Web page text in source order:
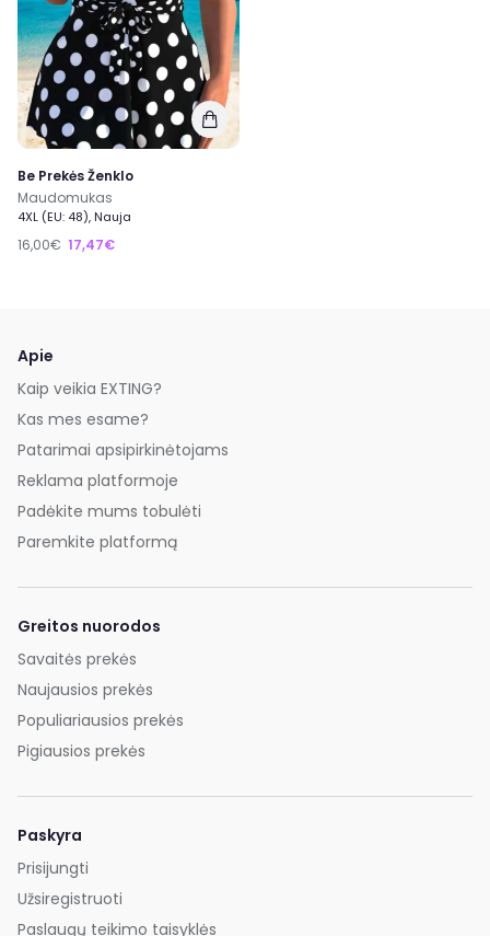
Be Prekės Ženklo
Maudomukas
4XL (EU: 48), Nauja
16,00€ 17,47€
Apie
Kaip veikia EXTING?
Kas mes esame?
Patarimai apsipirkinėtojams
Reklama platformoje
Padėkite mums tobulėti
Paremkite platformą
Greitos nuorodos
Savaitės prekės
Naujausios prekės
Populiariausios prekės
Pigiausios prekės
Paskyra
Prisijungti
Užsiregistruoti
Paslaugų teikimo taisyklės